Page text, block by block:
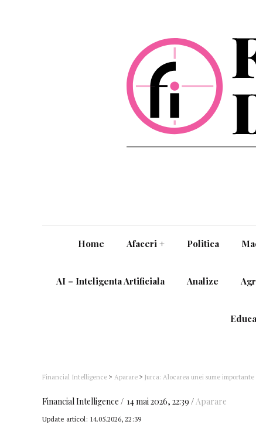
Home Afaceri + Politica
AI – Inteligenta Artificiala Analize
Financial Intelligence > Aparare > Jurca: Alocarea unei sume
Financial Intelligence 14 mai 2026, 22:39 Aparare
Update articol: 14.05.2026, 22:39